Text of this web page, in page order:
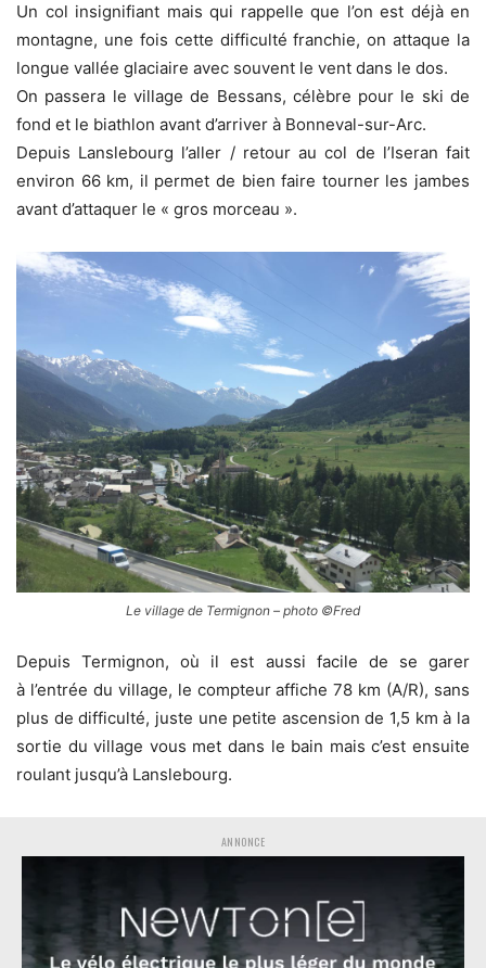
Un col insignifiant mais qui rappelle que l’on est déjà en
montagne, une fois cette difficulté franchie, on attaque la
longue vallée glaciaire avec souvent le vent dans le dos.
On passera le village de Bessans, célèbre pour le ski de
fond et le biathlon avant d’arriver à Bonneval-sur-Arc.
Depuis Lanslebourg l’aller / retour au col de l’Iseran fait
environ 66 km, il permet de bien faire tourner les jambes
avant d’attaquer le « gros morceau ».
Le village de Termignon – photo ©Fred
Depuis Termignon, où il est aussi facile de se garer
à l’entrée du village, le compteur affiche 78 km (A/R), sans
plus de difficulté, juste une petite ascension de 1,5 km à la
sortie du village vous met dans le bain mais c’est ensuite
roulant jusqu’à Lanslebourg.
ANNONCE